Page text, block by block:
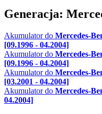
Generacja:
Akumulator do Mercedes-
[09.1996 - 04.2004]
Akumulator do Mercedes-
[09.1996 - 04.2004]
Akumulator do Mercedes-
[03.2001 - 04.2004]
Akumulator do Mercedes-
04.2004]